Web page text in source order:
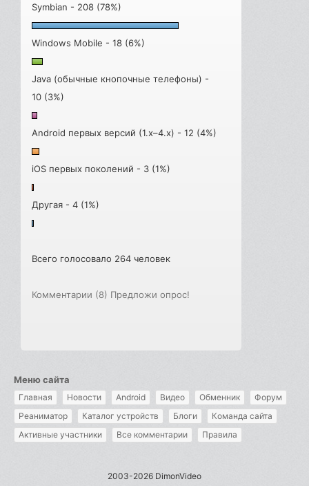
Symbian - 208 (78%)
Windows Mobile - 18 (6%)
Java (обычные кнопочные телефоны) -
10 (3%)
Android первых версий (1.x–4.x) - 12 (4%)
iOS первых поколений - 3 (1%)
Другая - 4 (1%)
Всего голосовало 264 человек
Комментарии (8) Предложи опрос!
Меню сайта
Главная Новости Android Видео Обменник
Форум
Реаниматор
Каталог устройств Блоги
Команда сайта
Активные участники
Все комментарии Правила
2003-2026 DimonVideo